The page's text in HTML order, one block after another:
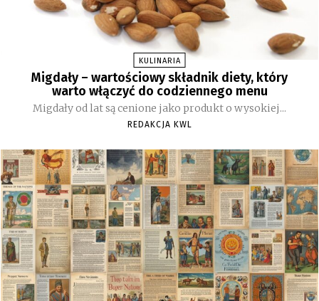
KULINARIA
Migdały – wartościowy składnik diety, który
warto włączyć do codziennego menu
Migdały od lat są cenione jako produkt o wysokiej...
REDAKCJA KWL